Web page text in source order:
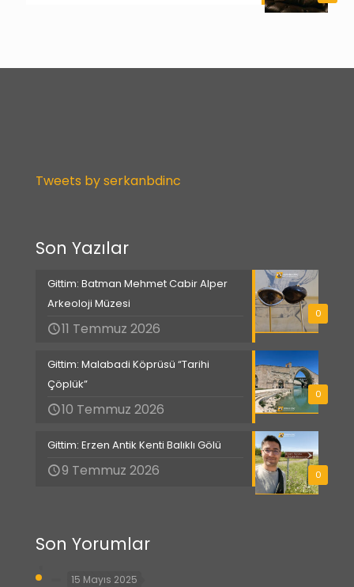
Tweets by serkanbdinc
Son Yazılar
0
Gittim: Batman Mehmet Cabir Alper
Arkeoloji Müzesi
11 Temmuz 2026
0
Gittim: Malabadi Köprüsü “Tarihi
Çöplük”
10 Temmuz 2026
0
Gittim: Erzen Antik Kenti Balıklı Gölü
9 Temmuz 2026
Son Yorumlar
15 Mayıs 2025